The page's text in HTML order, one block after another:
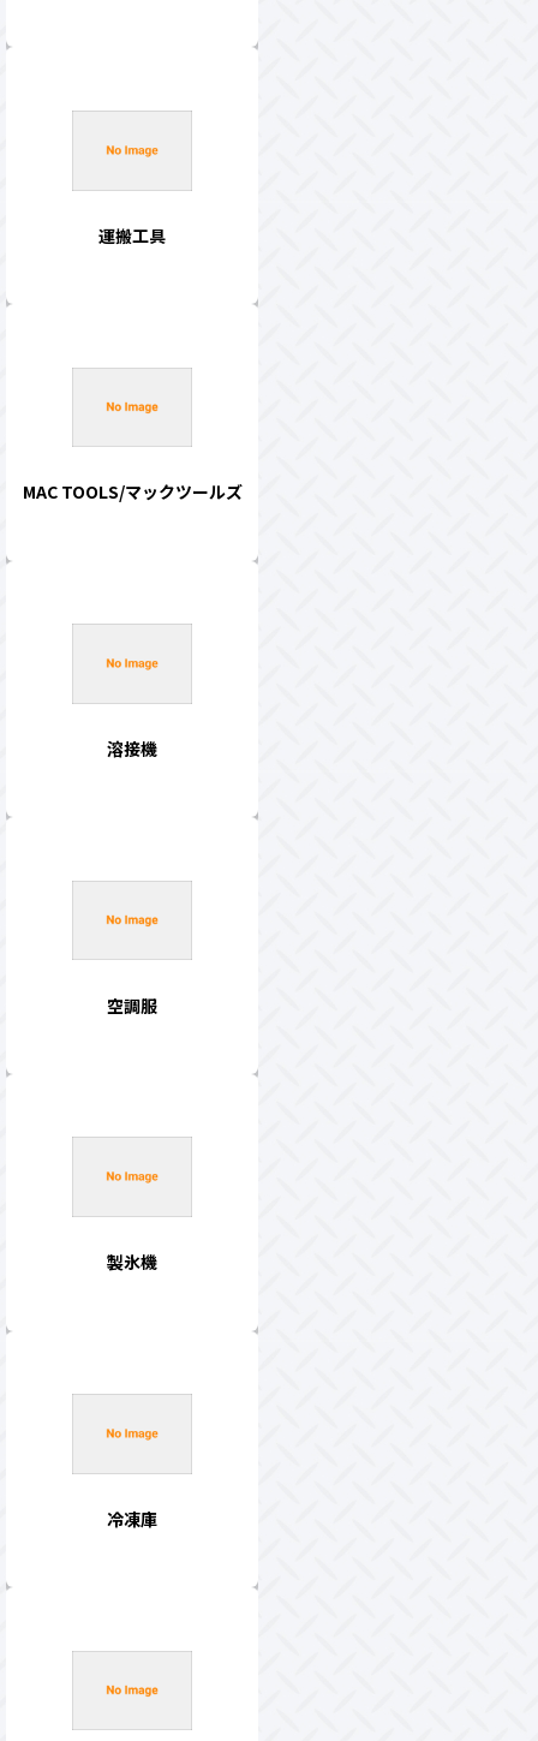
運搬工具
MAC TOOLS/マックツールズ
溶接機
空調服
製氷機
冷凍庫